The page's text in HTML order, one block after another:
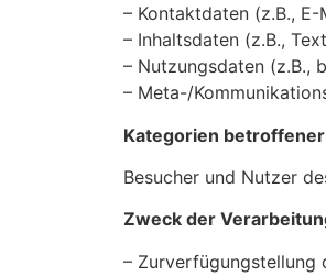
– Kontaktdaten (z.B.,
– Inhaltsdaten (z.B.,
– Nutzungsdaten (z.B.,
– Meta-/
Kategorien
Besucher und Nutzer
Zweck der
– Zurverfügungstellung